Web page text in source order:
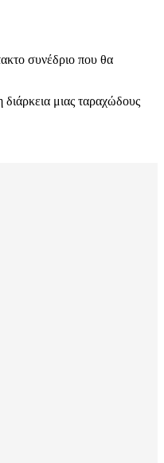
συνέδριο που θα
μιας ταραχώδους